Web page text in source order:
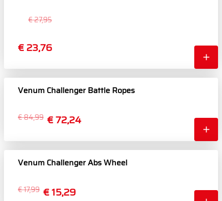
€ 27,95
€ 23,76
Venum Challenger Battle Ropes
€ 72,24
€ 84,99
Venum Challenger Abs Wheel
€ 15,29
€ 17,99